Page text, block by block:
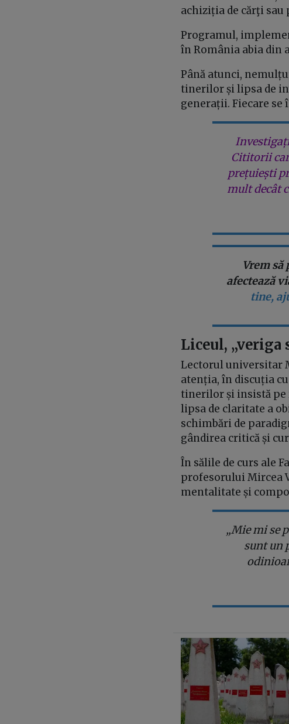
achiziția de cărţi
Programul,
în România abia din
Până atunci,
tinerilor și lipsa de
generații. Fiecare se
Cititorii
prețuiești
mult decât
Vrem
afectează
tine,
Liceul, „veriga
Lectorul universitar
atenția, în discuția
tinerilor și insistă pe
lipsa de claritate a
schimbări de
gândirea critică și
În sălile de curs ale
profesorului Mircea
mentalitate și
„Mie mi se
sunt un